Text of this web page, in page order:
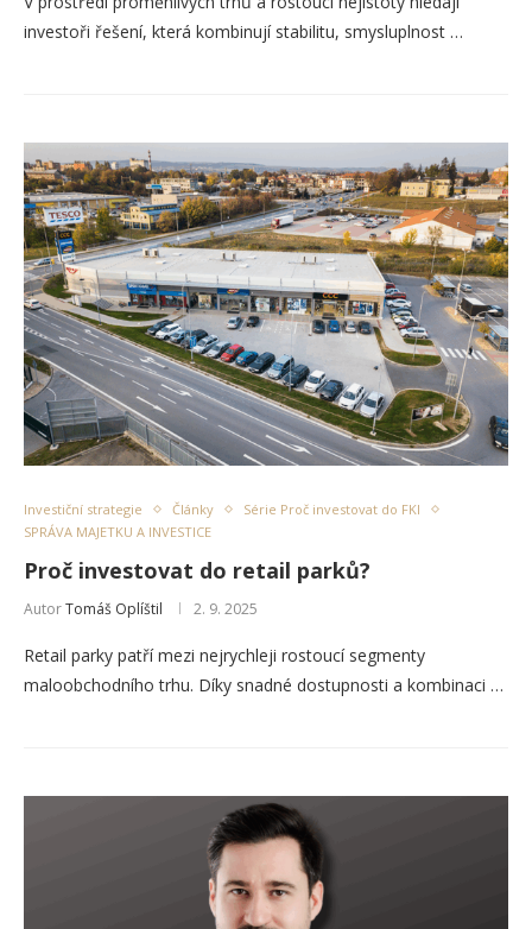
investoři řešení, která kombinují stabilitu, smysluplnost …
Investiční strategie Články
Série Proč investovat do FKI
SPRÁVA MAJETKU A INVESTICE
Proč investovat do retail parků?
AutorTomáš Oplíštil 2. 9. 2025
Retail parky patří mezi nejrychleji rostoucí segmenty
maloobchodního trhu. Díky snadné dostupnosti a kombinaci …